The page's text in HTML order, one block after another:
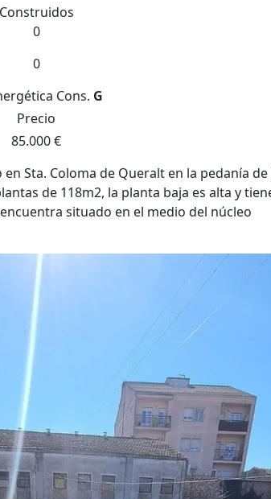
Construidos
0
0
Cons. G
Precio
85.000 €
Sta. Coloma de Queralt en la pedanía de
de 118m2, la planta baja es alta y
situado en el medio del núcleo